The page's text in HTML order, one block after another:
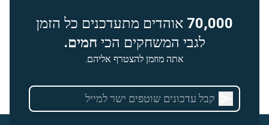
70,000 אוהדים מתעדכנים כל הזמן
לגבי המשחקים הכי חמים.
אתה מוזמן להצטרף אליהם.